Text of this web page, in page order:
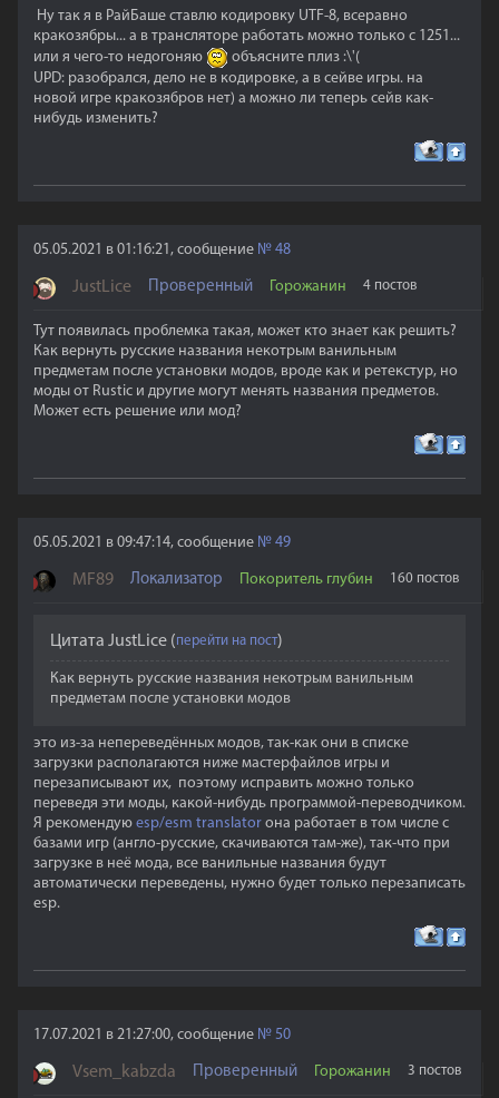
Ну так я в РайБаше ставлю кодировку UTF-8, всеравно
кракозябры... а в трансляторе работать можно только с 1251...
или я чего-то недогоняю
объясните плиз :\'(
UPD: разобрался, дело не в кодировке, а в сейве игры. на
новой игре кракозябров нет) а можно ли теперь сейв как-
нибудь изменить?
05.05.2021 в 01:16:21, сообщение № 48
JustLice Проверенный Горожанин 4 постов
Тут появилась проблемка такая, может кто знает как решить?
Как вернуть русские названия некотрым ванильным
предметам после установки модов, вроде как и ретекстур, но
моды от Rustic и другие могут менять названия предметов.
Может есть решение или мод?
05.05.2021 в 09:47:14, сообщение № 49
MF89 Локализатор Покоритель глубин 160 постов
Цитата JustLice ( )
Как вернуть русские названия некотрым ванильным
предметам после установки модов
это из-за непереведённых модов, так-как они в списке
загрузки располагаются ниже мастерфайлов игры и
перезаписывают их, поэтому исправить можно только
переведя эти моды, какой-нибудь программой-переводчиком.
Я рекомендую esp/esm translator она работает в том числе с
базами игр (англо-русские, скачиваются там-же), так-что при
загрузке в неё мода, все ванильные названия будут
автоматически переведены, нужно будет только перезаписать
esp.
17.07.2021 в 21:27:00, сообщение № 50
Vsem_kabzda Проверенный Горожанин 3 постов